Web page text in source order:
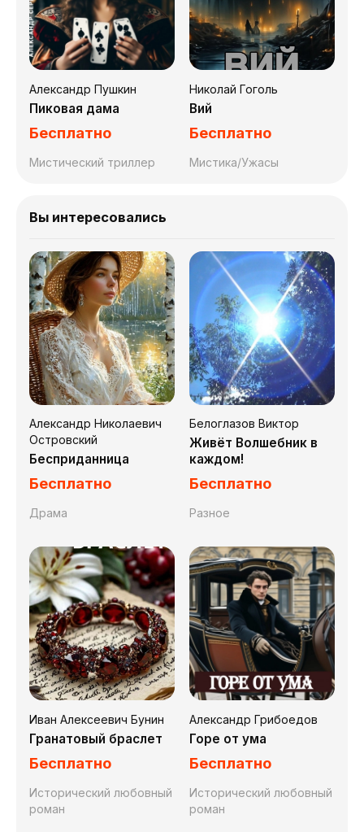
Александр Пушкин
Пиковая дама
Бесплатно
Мистический триллер
Николай Гоголь
Вий
Бесплатно
Мистика/Ужасы
Вы интересовались
Александр Николаевич
Островский
Бесприданница
Бесплатно
Драма
Белоглазов Виктор
Живёт Волшебник в
каждом!
Бесплатно
Разное
Иван Алексеевич Бунин
Гранатовый браслет
Бесплатно
Исторический любовный
роман
Александр Грибоедов
Горе от ума
Бесплатно
Исторический любовный
роман